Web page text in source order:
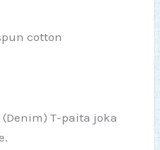
cotton
T-paita joka